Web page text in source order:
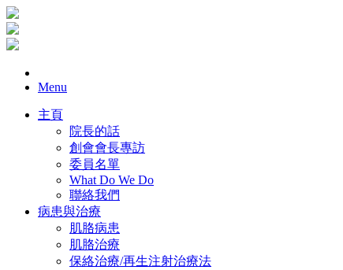
Menu
主頁
院長的話
創會會長專訪
委員名單
What Do We Do
聯絡我們
病患與治療
肌胳病患
肌胳治療
保絡治療/再生注射治療法